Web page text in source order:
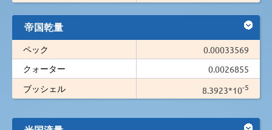
帝国乾量
ペック
0.00033569
クォーター
0.0026855
ブッシェル
8.3923*10-5